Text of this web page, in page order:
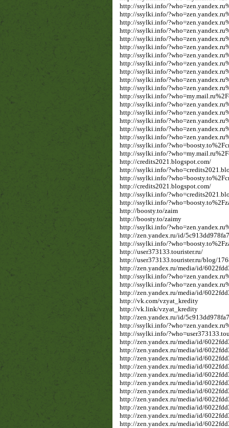
http://ssylki.info/
http://ssylki.info/
http://ssylki.info/
http://ssylki.info/
http://ssylki.info/
http://ssylki.info/
http://ssylki.info/
http://ssylki.info/
http://ssylki.info/
http://ssylki.info/
http://ssylki.info/
http://ssylki.info/
http://ssylki.info/
http://ssylki.info/
http://ssylki.info/
http://ssylki.info/
http://ssylki.info/
http://ssylki.info/
http://ssylki.info/
http://credits2021.blogspot.com/
http://ssylki.info/
http://ssylki.info/
http://credits2021.blogspot.com/
http://ssylki.info/
http://ssylki.info/
http://boosty.to/zaim
http://boosty.to/zaimy
http://ssylki.info/
http://zen.yandex.ru/id/
http://ssylki.info/
http://user373133.tourister.ru/
http://user373133.tourister.ru/blog/
http://zen.yandex.ru/media/id/
http://ssylki.info/
http://ssylki.info/
http://zen.yandex.ru/media/id/
http://vk.com/vzyat_kredity
http://vk.link/vzyat_kredity
http://zen.yandex.ru/id/
http://ssylki.info/
http://ssylki.info/
http://zen.yandex.ru/media/id/
http://zen.yandex.ru/media/id/
http://zen.yandex.ru/media/id/
http://zen.yandex.ru/media/id/
http://zen.yandex.ru/media/id/
http://zen.yandex.ru/media/id/
http://zen.yandex.ru/media/id/
http://zen.yandex.ru/media/id/
http://zen.yandex.ru/media/id/
http://zen.yandex.ru/media/id/
http://zen.yandex.ru/media/id/